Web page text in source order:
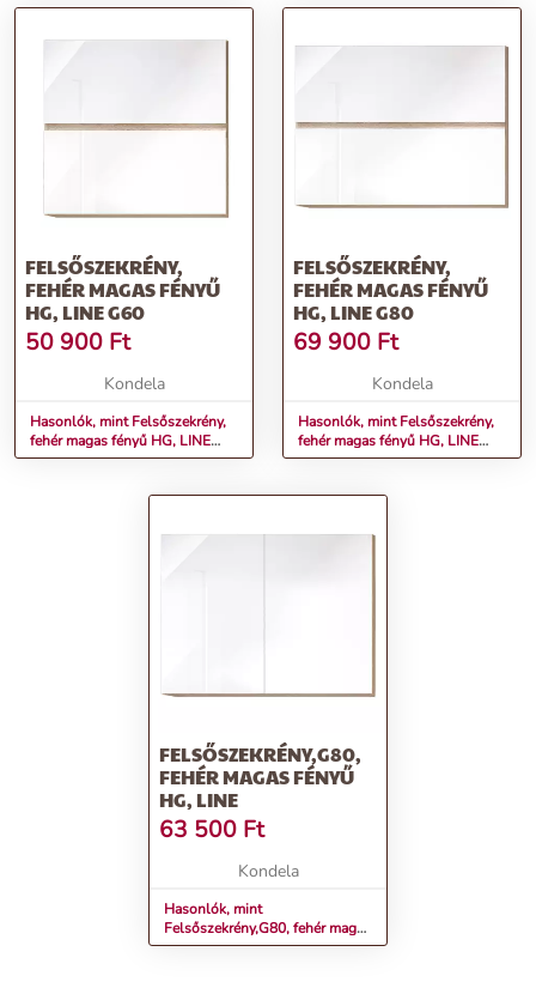
FELSŐSZEKRÉNY,
FEHÉR MAGAS FÉNYŰ
HG, LINE G60
50 900 Ft
Kondela
Hasonlók, mint Felsőszekrény,
fehér magas fényű HG, LINE
G60
FELSŐSZEKRÉNY,
FEHÉR MAGAS FÉNYŰ
HG, LINE G80
69 900 Ft
Kondela
Hasonlók, mint Felsőszekrény,
fehér magas fényű HG, LINE
G80
FELSŐSZEKRÉNY,G80,
FEHÉR MAGAS FÉNYŰ
HG, LINE
63 500 Ft
Kondela
Hasonlók, mint
Felsőszekrény,G80, fehér magas
fényű HG, LINE